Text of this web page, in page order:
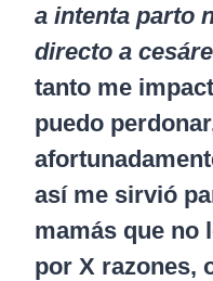
a intenta parto
directo a
tanto me
puedo
así me sirvió
mamás que no
por X razones,